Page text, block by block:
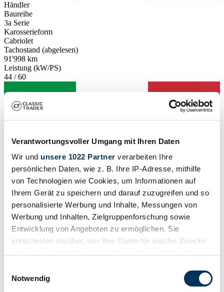
Verantwortungsvoller Umgang mit Ihren Daten
Wir und unsere 1022 Partner verarbeiten Ihre
persönlichen Daten, wie z. B. Ihre IP-Adresse, mithilfe
von Technologien wie Cookies, um Informationen auf
Ihrem Gerät zu speichern und darauf zuzugreifen und so
personalisierte Werbung und Inhalte, Messungen von
Werbung und Inhalten, Zielgruppenforschung sowie
Entwicklung von Angeboten zu ermöglichen. Sie
entscheiden darüber, wer Ihre Daten für welche Zwecke
Trigger Symbol ändern oder widerrufen
Notwendig
Händler
Baureihe
3a Serie
Karosserieform
Cabriolet
Tachostand (abgelesen)
91'998 km
Leistung (kW/PS)
44 / 60